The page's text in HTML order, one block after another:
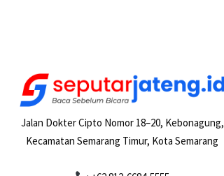
Jalan Dokter Cipto Nomor 18–20, Kebonagung,
Kecamatan Semarang Timur, Kota Semarang